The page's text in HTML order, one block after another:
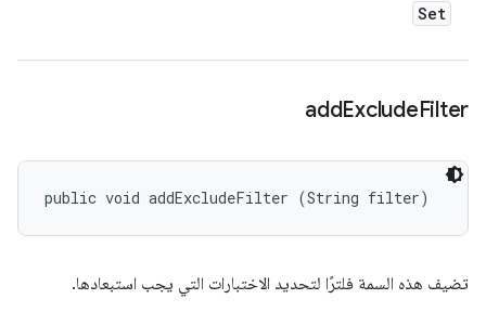
Set
addExcludeFilter
public void addExcludeFilter (String filter)
تضيف هذه السمة فلترًا لتحديد الاختبارات التي يجب استبعادها.